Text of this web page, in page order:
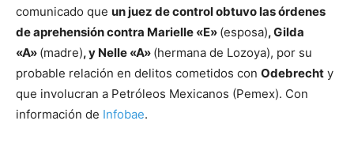
comunicado que un juez de control obtuvo las órdenes
de aprehensión contra Marielle «E» (esposa), Gilda
«A» (madre), y Nelle «A» (hermana de Lozoya), por su
probable relación en delitos cometidos con Odebrecht y
que involucran a Petróleos Mexicanos (Pemex). Con
información de Infobae.